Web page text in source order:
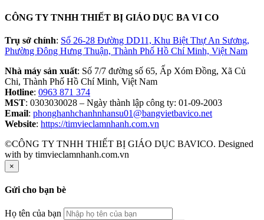
CÔNG TY TNHH THIẾT BỊ GIÁO DỤC BA VI CO
Trụ sở chính: Số 26-28 Đường DD11, Khu Biệt Thự An Sương,
Phường Đông Hưng Thuận, Thành Phố Hồ Chí Minh, Việt Nam
Nhà máy sản xuất: Số 7/7 đường số 65, Ấp Xóm Đồng, Xã Củ
Chi, Thành Phố Hồ Chí Minh, Việt Nam
Hotline: 0963 871 374
MST: 0303030028 – Ngày thành lập công ty: 01-09-2003
Email: phonghanhchanhnhansu01@bangvietbavico.net
Website: https://timvieclamnhanh.com.vn
©CÔNG TY TNHH THIẾT BỊ GIÁO DỤC BAVICO. Designed
with by timvieclamnhanh.com.vn
×
Gửi cho bạn bè
Họ tên của bạn